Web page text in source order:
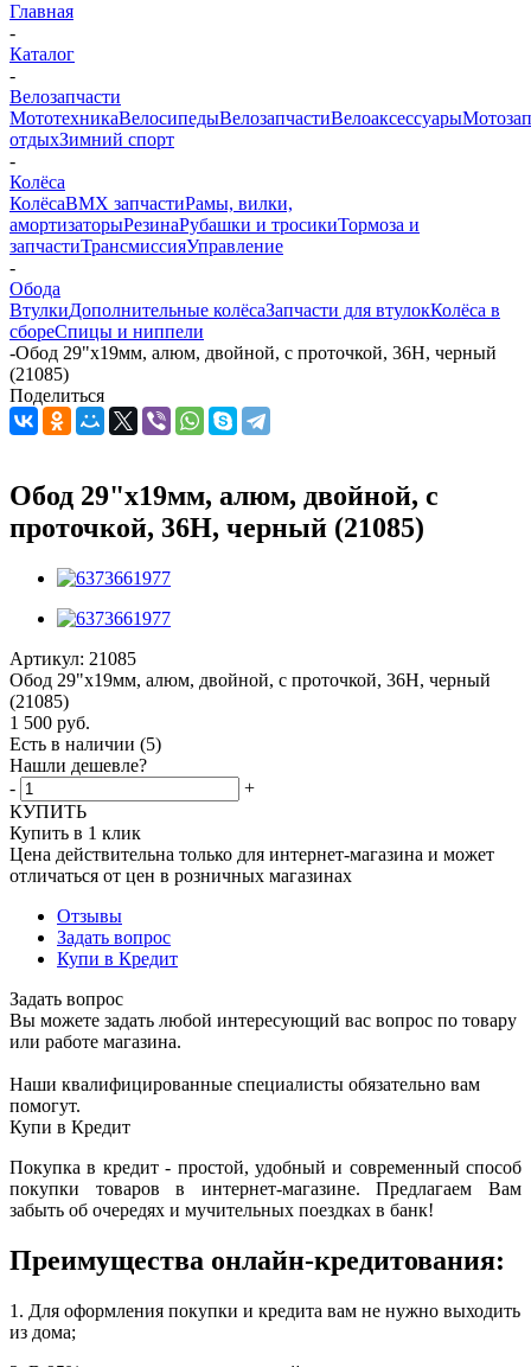
Главная
-
Каталог
-
Велозапчасти
МототехникаВелосипедыВелозапчастиВелоаксессуары
отдыхЗимний спорт
-
Колёса
КолёсаBMX запчастиРамы, вилки,
амортизаторыРезинаРубашки и тросикиТормоза и
запчастиТрансмиссияУправление
-
Обода
ВтулкиДополнительные колёсаЗапчасти для втулокКолёса в
сбореСпицы и ниппели
-Обод 29"х19мм, алюм, двойной, с проточкой, 36Н, черный
(21085)
Поделиться
Обод 29"х19мм, алюм, двойной, с
проточкой, 36Н, черный (21085)
Артикул: 21085
Обод 29"х19мм, алюм, двойной, с проточкой, 36Н, черный
(21085)
1 500 руб.
Есть в наличии (5)
Нашли дешевле?
-
+
КУПИТЬ
Купить в 1 клик
Цена действительна только для интернет-магазина и может
отличаться от цен в розничных магазинах
Отзывы
Задать вопрос
Купи в Кредит
Задать вопрос
Вы можете задать любой интересующий вас вопрос по товару
или работе магазина.
Наши квалифицированные специалисты обязательно вам
помогут.
Купи в Кредит
Покупка в кредит - простой, удобный и современный способ
покупки товаров в интернет-магазине. Предлагаем Вам
забыть об очередях и мучительных поездках в банк!
Преимущества онлайн-кредитования:
1. Для оформления покупки и кредита вам не нужно выходить
из дома;